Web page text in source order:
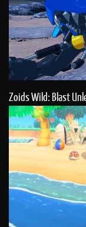
Zoids Wild: Blast